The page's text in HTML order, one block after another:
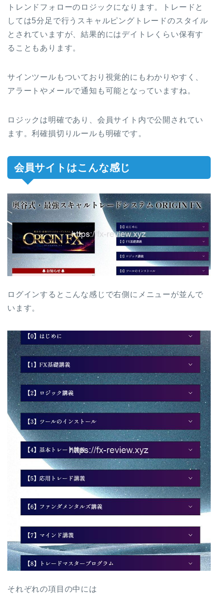
トレンドフォローのロジックになります。トレードと
しては5分足で行うスキャルピングトレードのスタイル
とされていますが、結果的にはデイトレくらい保有す
ることもあります。
サインツールもついており視覚的にもわかりやすく、
アラートやメールで通知も可能となっていますね。
ロジックは明確であり、会員サイト内で公開されてい
ます。利確損切りルールも明確です。
会員サイトはこんな感じ
ログインするとこんな感じで右側にメニューが並んで
います。
それぞれの項目の中には